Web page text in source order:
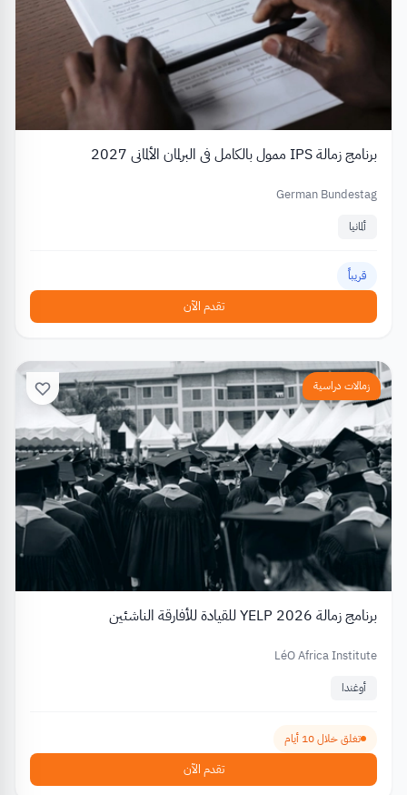
برنامج زمالة IPS ممول بالكامل في البرلمان الألماني 2027
German Bundestag
ألمانيا
قريباً
تقدم الآن
زمالات دراسية
برنامج زمالة YELP 2026 للقيادة للأفارقة الناشئين
LéO Africa Institute
أوغندا
تغلق خلال 10 أيام
تقدم الآن